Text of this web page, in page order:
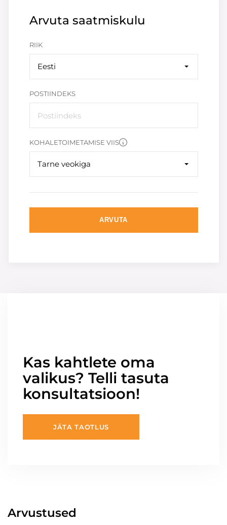
Arvuta saatmiskulu
RIIK
Eesti
POSTIINDEKS
KOHALETOIMETAMISE VIIS
Tarne veokiga
ARVUTA
Kas kahtlete oma
valikus? Telli tasuta
konsultatsioon!
JÄTA TAOTLUS
Arvustused